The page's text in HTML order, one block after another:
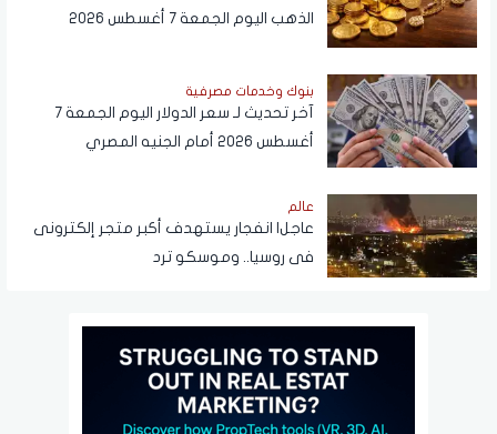
الذهب اليوم الجمعة 7 أغسطس 2026
بنوك وخدمات مصرفية
آخر تحديث لـ سعر الدولار اليوم الجمعة 7
أغسطس 2026 أمام الجنيه المصري
عالم
عاجل| انفجار يستهدف أكبر متجر إلكترونى
فى روسيا.. وموسكو ترد